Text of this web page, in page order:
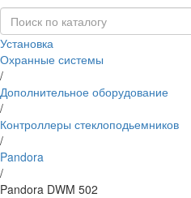
Установка
Охранные системы
/
Дополнительное оборудование
/
Контроллеры стеклоподьемников
/
Pandora
/
Pandora DWM 502